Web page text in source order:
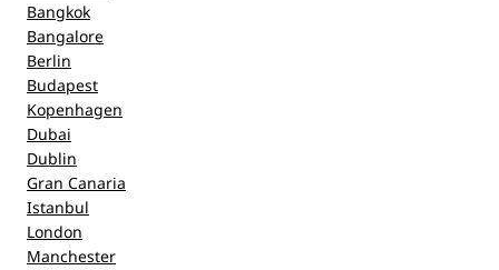
Bangkok
Bangalore
Berlin
Budapest
Kopenhagen
Dubai
Dublin
Gran Canaria
Istanbul
London
Manchester